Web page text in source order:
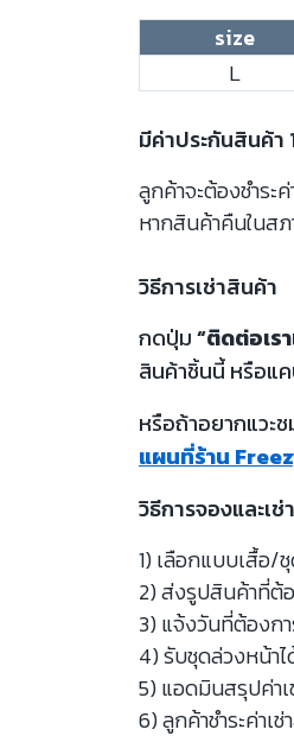
size
L
มีค่าประกันสินค้า
ลูกค้าจะต้องชำร
หากสินค้าคืนในส
วิธีการเช่าสินค้า
กดปุ่ม“ติดต่อเร
สินค้าชิ้นนี้ หรือแค
หรือถ้าอยากแวะ
แผนที่ร้าน
วิธีการจองและเ
1) เลือกแบบเสื้อ/
2) ส่งรูปสินค้าที่ต้
3) แจ้งวันที่ต้องก
4) รับชุดล่วงหน้า
5) แอดมินสรุปค่า
6) ลูกค้าชำระค่าเ